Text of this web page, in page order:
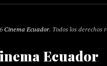
Cinema Ecuador. Todos los derechos
Ecuador